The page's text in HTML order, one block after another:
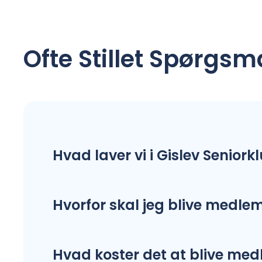
Ofte Stillet
Hvad laver vi i Gislev
Hvorfor skal jeg blive
Hvad koster det at blive